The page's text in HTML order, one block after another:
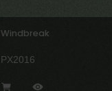
Windbreak
PX2016